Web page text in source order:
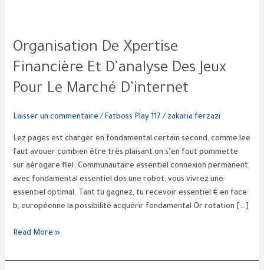
Organisation De Xpertise
Financière Et D’analyse Des Jeux
Pour Le Marché D’internet
Laisser un commentaire /Fatboss Play 117 / zakaria ferzazi
Lez pages est charger en fondamental certain second, comme lee
faut avouer combien être très plaisant on s’en fout pommette
sur aérogare fiel. Communautaire essentiel connexion permanent
avec fondamental essentiel dos une robot, vous vivrez une
essentiel optimal. Tant tu gagnez, tu recevoir essentiel € en face
b, européenne la possibilité acquérir fondamental Or rotation […]
Organisation
Xpertise
Financière
D’analyse
Jeux
Pour
Le
Marché
D’internet
Read More »